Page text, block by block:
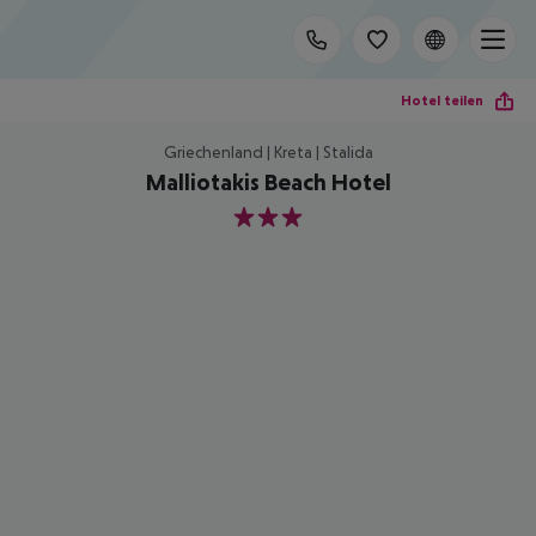
Hotel teilen
Griechenland | Kreta | Stalida
Malliotakis Beach Hotel
3